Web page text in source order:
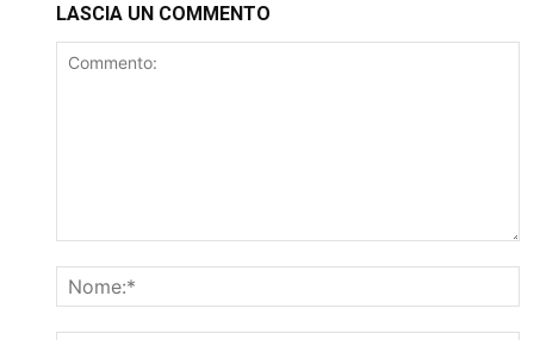
LASCIA UN COMMENTO